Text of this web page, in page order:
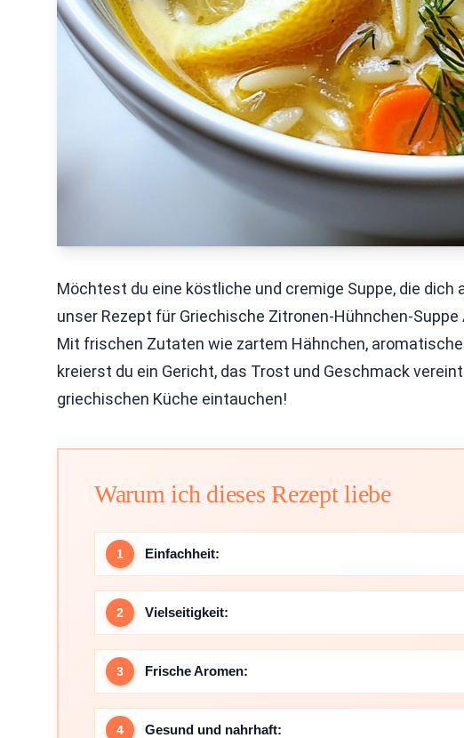
Möchtest du eine köstliche und cremige Suppe, die dich
unser Rezept für Griechische Zitronen-Hühnchen-
Mit frischen Zutaten wie zartem Hähnchen,
kreierst du ein Gericht, das Trost und Geschmack
griechischen Küche eintauchen!
Warum ich dieses Rezept liebe
Einfachheit:
Vielseitigkeit:
Frische Aromen:
Gesund und nahrhaft: